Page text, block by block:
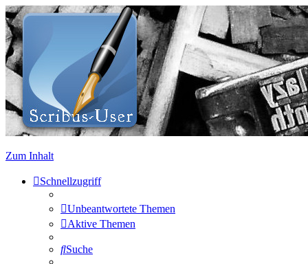
Zum Inhalt
Schnellzugriff
Unbeantwortete Themen
Aktive Themen
Suche